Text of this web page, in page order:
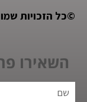
©כל הזכויות
השאירו